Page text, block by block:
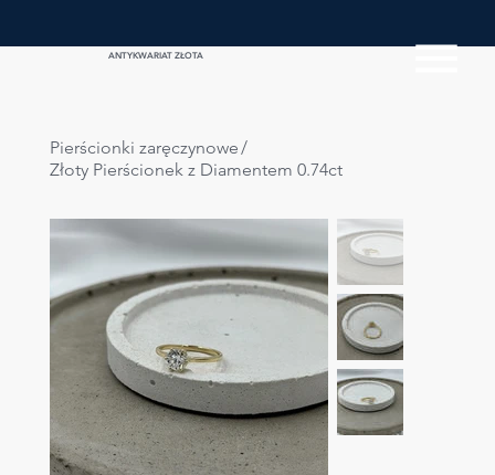
ANTYKWARIAT ZŁOTA
Pierścionki zaręczynowe/
Złoty Pierścionek z Diamentem 0.74ct